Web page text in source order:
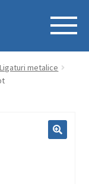
metalice